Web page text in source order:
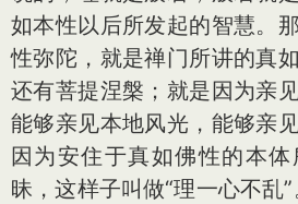
如本性以后所发起的智慧。
性弥陀，就是禅门所讲的真
还有菩提涅槃；就是因为亲
能够亲见本地风光，能够亲
因为安住于真如佛性的本
昧，这样子叫做“理一心不乱